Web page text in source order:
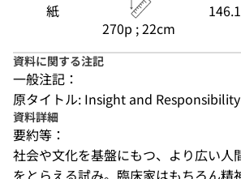
紙
270p ; 22cm
146.1
資料に関する注記
一般注記：
原タイトル: Insight and Responsibility
資料詳細
要約等：
社会や文化を基盤にもつ、より広い人
をとらえる試み。臨床家はもちろん精